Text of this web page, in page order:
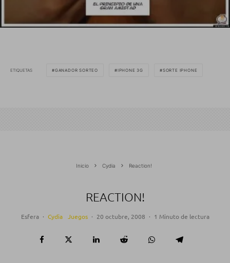
ETIQUETAS GANADOR SORTEO IPHONE 3G SORTE IPHONE
Inicio Cydia Reaction!
REACTION!
Esfera · Cydia Juegos · 20 octubre, 2008 · 1 Minuto de lectura